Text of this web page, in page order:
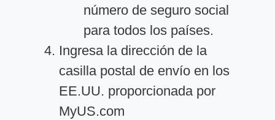
número de seguro social
para todos los países.
Ingresa la dirección de la
casilla postal de envío en los
EE.UU. proporcionada por
MyUS.com